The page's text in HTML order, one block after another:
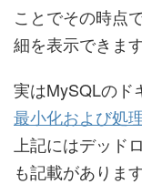
ことでその時点
細を表示できます
実はMySQLのド
最小化および処
上記にはデッド
も記載がありま